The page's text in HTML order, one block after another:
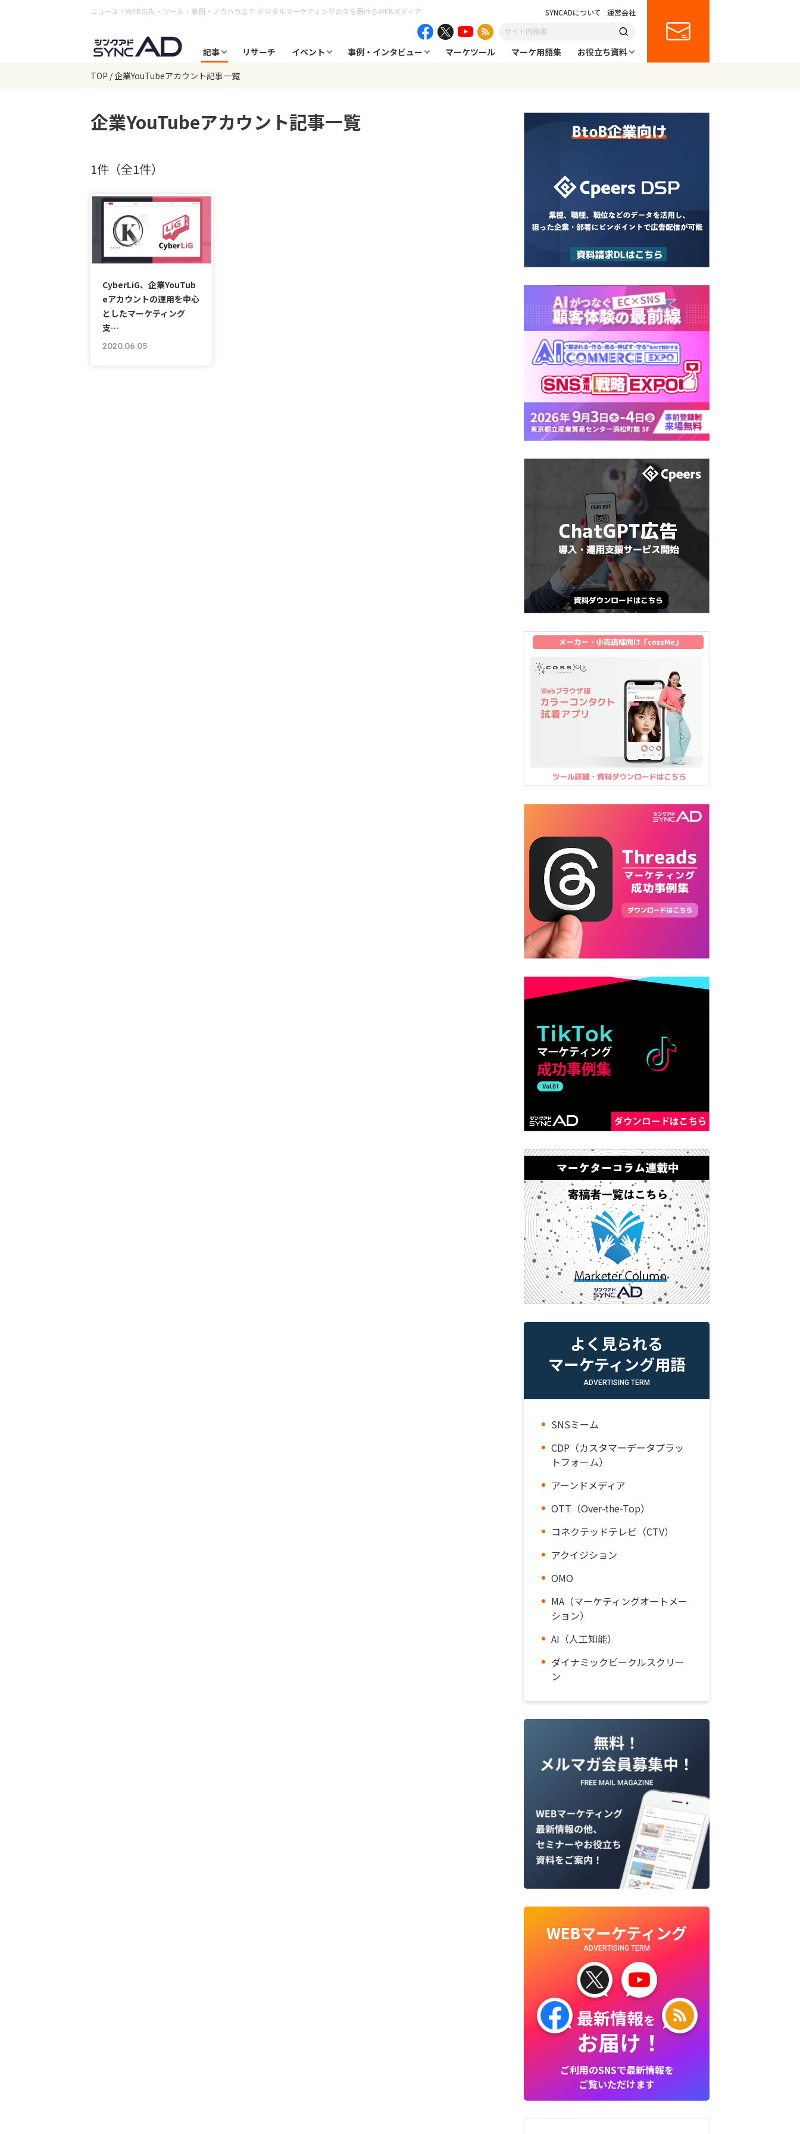
ニュース・WEB広告・ツール・事例・ノウハウまで デジタルマーケティングの今を届けるWEBメディア SYNCADについて 運営会社
記事 リサーチ イベント 事例・インタビュー マーケツール マーケ用語集
お役立ち資料
TOP 企業YouTubeアカウント記事一覧
企業YouTubeアカウント記事一覧
1件（全1件）
CyberLiG、企業YouTub
eアカウントの運用を中心
としたマーケティング
支…
2020.06.05
よく見られる
マーケティング用語
ADVERTISING TERM
SNSミーム
CDP（カスタマーデータプラッ
トフォーム）
アーンドメディア
OTT（Over-the-Top）
コネクテッドテレビ（CTV）
アクイジション
OMO
MA（マーケティングオートメー
ション）
AI（人工知能）
ダイナミックビークルスクリー
ン
WEBマーケティング
ADVERTISING TERM
最新情報を
お届け！
ご利用のSNSで最新情報を
ご覧いただけます